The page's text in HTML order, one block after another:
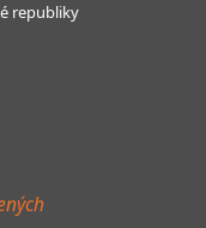
republiky